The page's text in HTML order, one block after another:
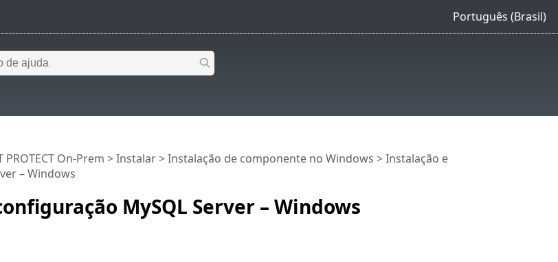
Português (Brasil)
MySQL Server – Windows
PROTECT On-Prem >Instalar>Instalação de componente no Windows > Instalação e
– Windows